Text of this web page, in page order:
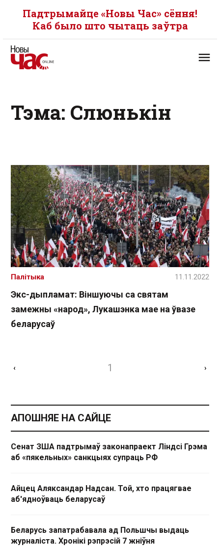
Падтрымайце «Новы Час» сёння!
Каб было што чытаць заўтра
Тэма: Слюнькін
Экс-дыпламат: Віншуючы са святам
замежны «народ», Лукашэнка мае на ўвазе
беларусаў
Палітыка 11.11.2022
‹ 1 ›
АПОШНЯЕ НА САЙЦЕ
Сенат ЗША падтрымаў законапраект Ліндсі Грэма
аб «пякельных» санкцыях супраць РФ
Айцец Аляксандар Надсан. Той, хто працягвае
аб'ядноўваць беларусаў
Беларусь запатрабавала ад Польшчы выдаць
журналіста. Хронікі рэпрэсій 7 жніўня